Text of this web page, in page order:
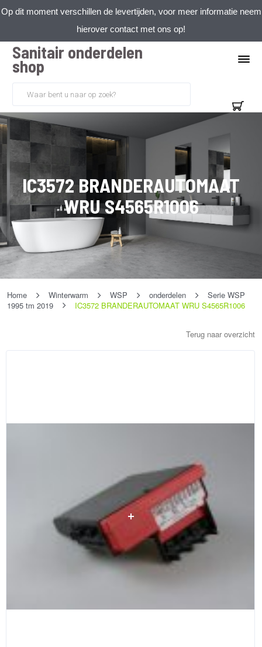
Op dit moment verschillen de levertijden, voor meer informatie neem
hierover contact met ons op!
Sanitair onderdelen
shop
IC3572 BRANDERAUTOMAAT
WRU S4565R1006
Home Winterwarm WSP onderdelen
Serie WSP
1995 tm 2019
IC3572 BRANDERAUTOMAAT WRU S4565R1006
Terug naar overzicht